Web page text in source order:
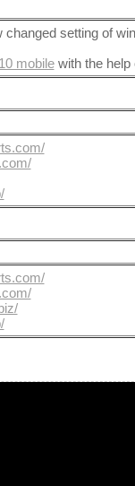
changed setting of
mobilewith the help